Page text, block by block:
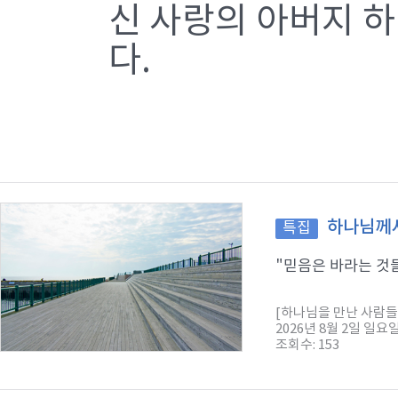
신 사랑의 아버지
다.
특집 하나님께
"믿음은 바라는 것
[하나님을 만난 사람
2026년 8월 2일 일요
조회수: 153